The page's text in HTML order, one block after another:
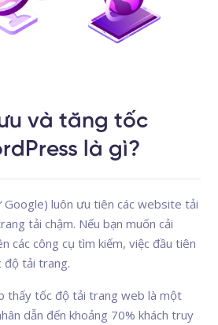
và tăng tốc
là gì?
Google) luôn ưu tiên các website tải
tải chậm. Nếu bạn muốn cải
các công cụ tìm kiếm, việc đầu tiên
độ tải trang.
thấy tốc độ tải trang web là một
dẫn đến khoảng 70% khách truy